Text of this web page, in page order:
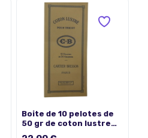
Boite de 10 pelotes de
50 gr de coton lustre